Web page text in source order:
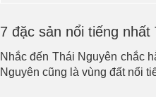
7 đặc sản nổi tiếng
Nhắc đến Thái Nguyên chắc
Nguyên cũng là vùng đất nổi